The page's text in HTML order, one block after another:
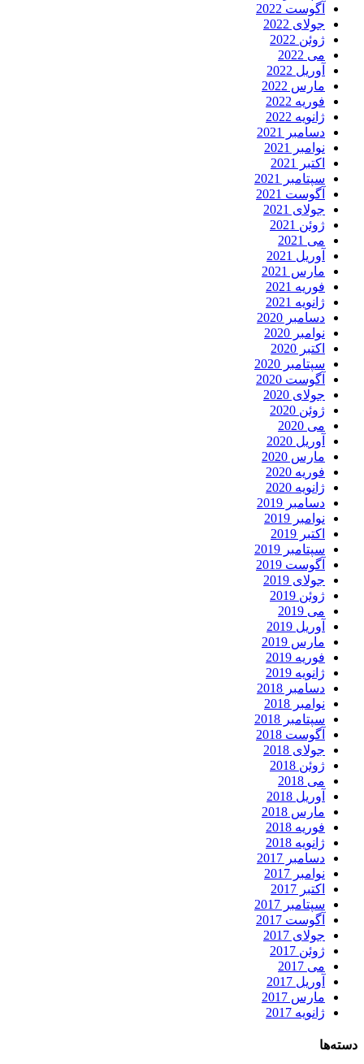
آگوست 2022
جولای 2022
ژوئن 2022
می 2022
آوریل 2022
مارس 2022
فوریه 2022
ژانویه 2022
دسامبر 2021
نوامبر 2021
اکتبر 2021
سپتامبر 2021
آگوست 2021
جولای 2021
ژوئن 2021
می 2021
آوریل 2021
مارس 2021
فوریه 2021
ژانویه 2021
دسامبر 2020
نوامبر 2020
اکتبر 2020
سپتامبر 2020
آگوست 2020
جولای 2020
ژوئن 2020
می 2020
آوریل 2020
مارس 2020
فوریه 2020
ژانویه 2020
دسامبر 2019
نوامبر 2019
اکتبر 2019
سپتامبر 2019
آگوست 2019
جولای 2019
ژوئن 2019
می 2019
آوریل 2019
مارس 2019
فوریه 2019
ژانویه 2019
دسامبر 2018
نوامبر 2018
سپتامبر 2018
آگوست 2018
جولای 2018
ژوئن 2018
می 2018
آوریل 2018
مارس 2018
فوریه 2018
ژانویه 2018
دسامبر 2017
نوامبر 2017
اکتبر 2017
سپتامبر 2017
آگوست 2017
جولای 2017
ژوئن 2017
می 2017
آوریل 2017
مارس 2017
ژانویه 2017
دسته‌ها